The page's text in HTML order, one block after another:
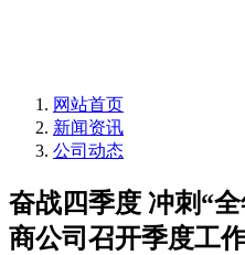
网站首页
新闻资讯
公司动态
奋战四季度 冲刺“
商公司召开季度工